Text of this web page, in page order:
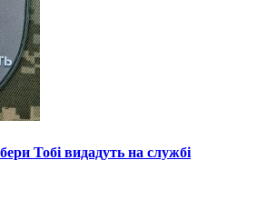
Тобі видадуть на службі